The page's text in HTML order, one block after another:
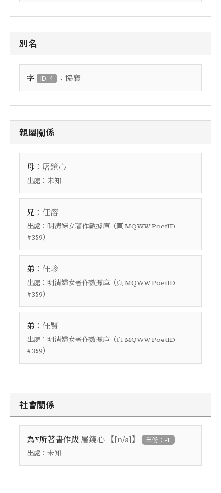
別名
字 ID: 4 ： 協襄
親屬關係
母 ： 屠鏡心
出處： 未知
兄 ： 任溶
出處： 明清婦女著作數據庫 （頁 MQWW PoetID
#359）
弟 ： 任珍
出處： 明清婦女著作數據庫 （頁 MQWW PoetID
#359）
弟 ： 任賢
出處： 明清婦女著作數據庫 （頁 MQWW PoetID
#359）
社會關係
為Y所著書作跋 屠鏡心 【[n/a]】 年份：-1
出處： 未知